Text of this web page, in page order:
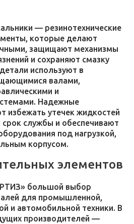
— резинотехнические
которые делают
защищают механизмы
и сохраняют смазку
используют в
валами,
и
Надежные
избежать утечек жидкостей
службы и обеспечивают
под нагрузкой,
корпусом.
элементов
большой выбор
для промышленной,
и автомобильной техники. В
производителей —